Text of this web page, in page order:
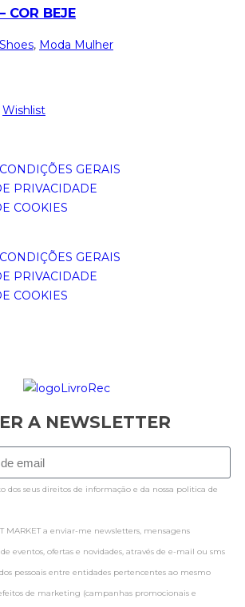
COR BEJE
, Moda Mulher
Wishlist
GERAIS
PRIVACIDADE
COOKIES
GERAIS
PRIVACIDADE
COOKIES
A NEWSLETTER
dos seus direitos de informação e da nossa politica de
MARKET a enviar-me newsletters, mensagens
eventos, ofertas e novidades, através de e-mail ou sms
pessoais entre entidades pertencentes ao mesmo
de marketing (campanhas promocionais e